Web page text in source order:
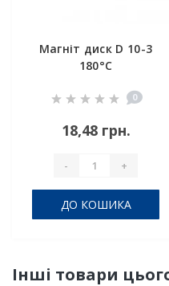
Магніт диск D 10-3
180°C
0
18,48 грн.
- +
ДО КОШИКА
Інші товари